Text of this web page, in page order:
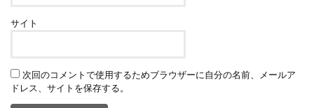
サイト
次回のコメントで使用するためブラウザーに自分の名前、メールア
ドレス、サイトを保存する。